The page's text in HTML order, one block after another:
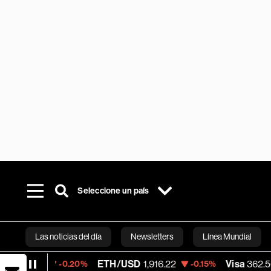
Seleccione un país
Las noticias del día Newsletters Línea Mundial
Bloomberg
ETH/USD 1,916.22 -0.15% Visa 362.50 -2.15%